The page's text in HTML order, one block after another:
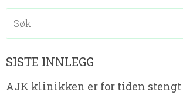
SISTE INNLEGG
AJK klinikken er for tiden stengt